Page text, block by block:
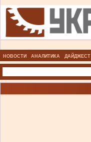
НОВОСТИ АНАЛИТИКА ДАЙДЖЕСТ